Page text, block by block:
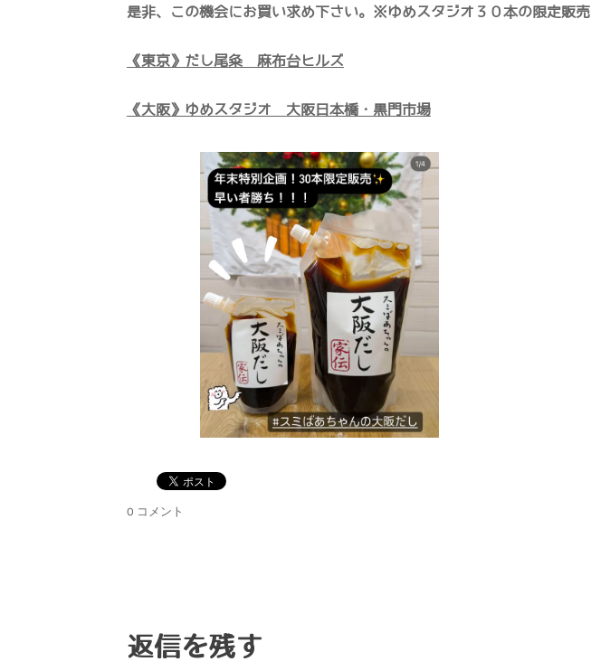
是非、この機会にお買い求め下さい。 ※ゆめスタジオ３０本の限定販売
《東京》 だし尾粂 麻布台ヒルズ
《大阪》ゆめスタジオ 大阪日本橋・黒門市場
0 コメント
返信を残す